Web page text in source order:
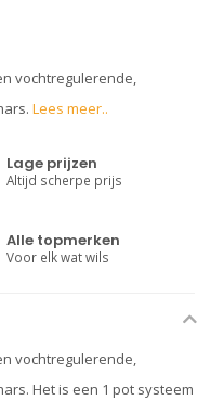
vochtregulerende,
Lees meer..
Lage prijzen
Altijd scherpe prijs
Alle topmerken
Voor elk wat wils
vochtregulerende,
Het is een 1 pot systeem